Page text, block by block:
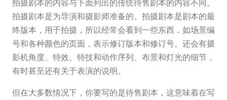
拍摄剧本的内容与下面列出的传统待售剧本的内容不同。
拍摄剧本是为导演和摄影师准备的。拍摄剧本是剧本的最
终版本，用于拍摄，所以经常会看到一些东西，如场景编
号和各种颜色的页面，表示修订版本和修订号。还会有摄
影机角度、特效、特技和动作序列、布景和灯光的细节，
有时甚至还有关于表演的说明。
但在大多数情况下，你要写的是待售剧本，这意味着在写